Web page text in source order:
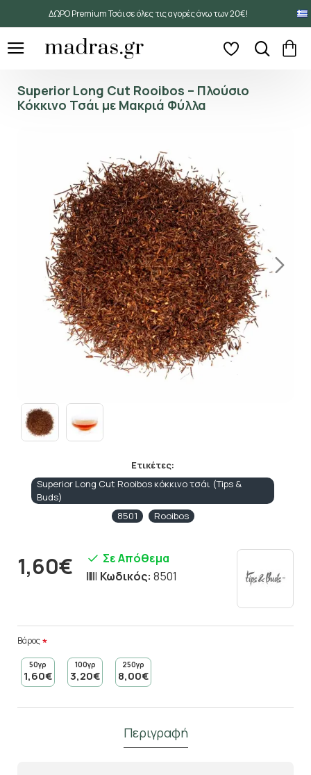
ΔΩΡΟ Premium Τσάι σε όλες τις αγορές άνω των 20€!
Superior Long Cut Rooibos – Πλούσιο
Κόκκινο Τσάι με Μακριά Φύλλα
Ετικέτες:
Superior Long Cut Rooibos κόκκινο τσάι (Tips &
Buds)
8501
Rooibos
1,60€
Σε Απόθεμα
Κωδικός: 8501
Βάρος
50γρ
1,60€
100γρ
3,20€
250γρ
8,00€
Περιγραφή